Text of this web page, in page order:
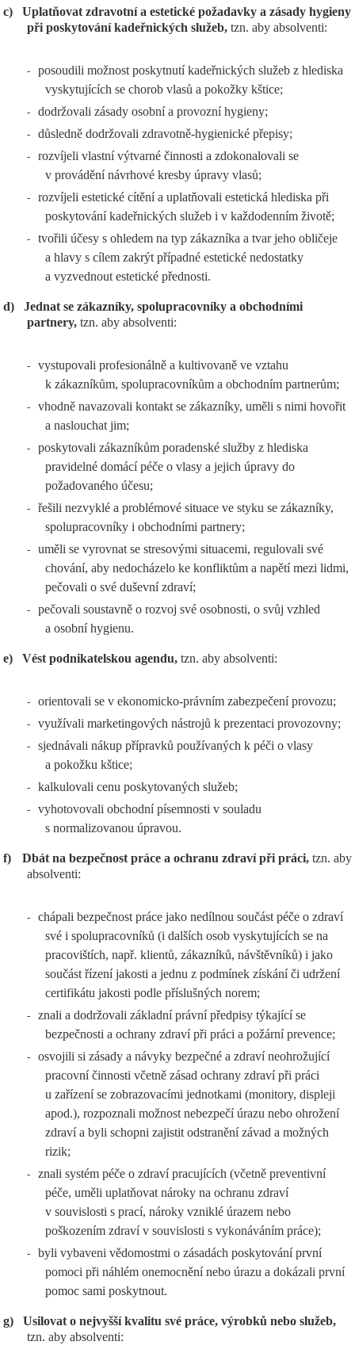
c)
Uplatňovat zdravotní a estetické požadavky a zásady hygieny
při poskytování kadeřnických služeb, tzn. aby absolventi:
-
posoudili možnost poskytnutí kadeřnických služeb z hlediska
vyskytujících se chorob vlasů a pokožky kštice;
- dodržovali zásady osobní a provozní hygieny;
- důsledně dodržovali zdravotně-hygienické přepisy;
-
rozvíjeli vlastní výtvarné činnosti a zdokonalovali se
v provádění návrhové kresby úpravy vlasů;
-
rozvíjeli estetické cítění a uplatňovali estetická hlediska při
poskytování kadeřnických služeb i v každodenním životě;
-
tvořili účesy s ohledem na typ zákazníka a tvar jeho obličeje
a hlavy s cílem zakrýt případné estetické nedostatky
a vyzvednout estetické přednosti.
d)
Jednat se zákazníky, spolupracovníky a obchodními
partnery, tzn. aby absolventi:
-
vystupovali profesionálně a kultivovaně ve vztahu
k zákazníkům, spolupracovníkům a obchodním partnerům;
-
vhodně navazovali kontakt se zákazníky, uměli s nimi hovořit
a naslouchat jim;
-
poskytovali zákazníkům poradenské služby z hlediska
pravidelné domácí péče o vlasy a jejich úpravy do
požadovaného účesu;
-
řešili nezvyklé a problémové situace ve styku se zákazníky,
spolupracovníky i obchodními partnery;
-
uměli se vyrovnat se stresovými situacemi, regulovali své
chování, aby nedocházelo ke konfliktům a napětí mezi lidmi,
pečovali o své duševní zdraví;
-
pečovali soustavně o rozvoj své osobnosti, o svůj vzhled
a osobní hygienu.
e) Vést podnikatelskou agendu, tzn. aby absolventi:
- orientovali se v ekonomicko-právním zabezpečení provozu;
- využívali marketingových nástrojů k prezentaci provozovny;
-
sjednávali nákup přípravků používaných k péči o vlasy
a pokožku kštice;
- kalkulovali cenu poskytovaných služeb;
-
vyhotovovali obchodní písemnosti v souladu
s normalizovanou úpravou.
f) Dbát na bezpečnost práce a ochranu zdraví při práci, tzn. aby
absolventi:
-
chápali bezpečnost práce jako nedílnou součást péče o zdraví
své i spolupracovníků (i dalších osob vyskytujících se na
pracovištích, např. klientů, zákazníků, návštěvníků) i jako
součást řízení jakosti a jednu z podmínek získání či udržení
certifikátu jakosti podle příslušných norem;
-
znali a dodržovali základní právní předpisy týkající se
bezpečnosti a ochrany zdraví při práci a požární prevence;
-
osvojili si zásady a návyky bezpečné a zdraví neohrožující
pracovní činnosti včetně zásad ochrany zdraví při práci
u zařízení se zobrazovacími jednotkami (monitory, displeji
apod.), rozpoznali možnost nebezpečí úrazu nebo ohrožení
zdraví a byli schopni zajistit odstranění závad a možných
rizik;
-
znali systém péče o zdraví pracujících (včetně preventivní
péče, uměli uplatňovat nároky na ochranu zdraví
v souvislosti s prací, nároky vzniklé úrazem nebo
poškozením zdraví v souvislosti s vykonáváním práce);
-
byli vybaveni vědomostmi o zásadách poskytování první
pomoci při náhlém onemocnění nebo úrazu a dokázali první
pomoc sami poskytnout.
g)
Usilovat o nejvyšší kvalitu své práce, výrobků nebo služeb,
tzn. aby absolventi: